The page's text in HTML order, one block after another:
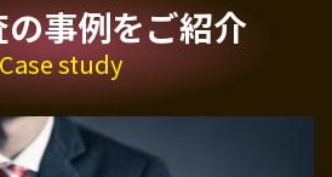
事例をご紹介
Case study